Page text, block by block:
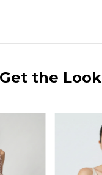
Get the Look